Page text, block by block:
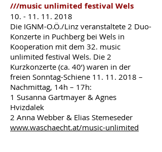
///music unlimited festival Wels
10. - 11. 11. 2018
Die IGNM-O.Ö./Linz veranstaltete 2 Duo-
Konzerte in Puchberg bei Wels in
Kooperation mit dem 32. music
unlimited festival Wels. Die 2
Kurzkonzerte (ca. 40‘) waren in der
freien Sonntag-Schiene 11. 11. 2018 –
Nachmittag, 14h – 17h:
1 Susanna Gartmayer & Agnes
Hvizdalek
2 Anna Webber & Elias Stemeseder
www.waschaecht.at/music-unlimited